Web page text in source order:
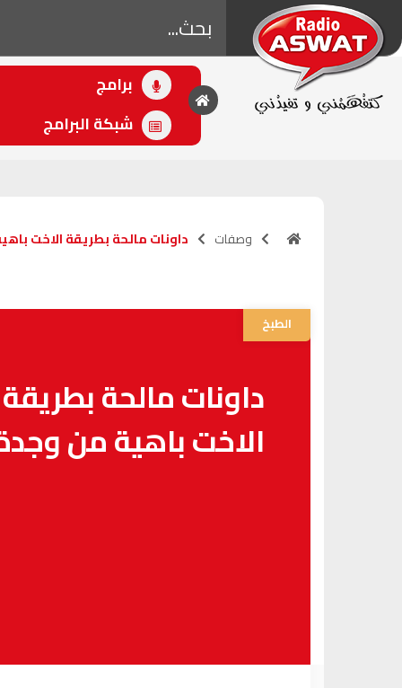
برامج
شبكة البرامج
• اللاحق
زين الترابي
(15:30 - 16:30)
وصفات داونات مالحة بطريقة الاخت
الطبخ
داونات مالحة بطريقة
الاخت باهية من